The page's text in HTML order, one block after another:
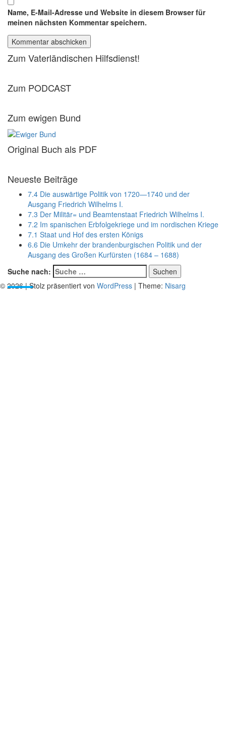
Name, E-Mail-Adresse und Website in diesem Browser für
meinen nächsten Kommentar speichern.
Zum Vaterländischen Hilfsdienst!
Zum PODCAST
Zum ewigen Bund
Original Buch als PDF
Neueste Beiträge
7.4 Die auswärtige Politik von 1720—1740 und der
Ausgang Friedrich Wilhelms I.
7.3 Der Militär= und Beamtenstaat Friedrich Wilhelms I.
7.2 Im spanischen Erbfolgekriege und im nordischen Kriege
7.1 Staat und Hof des ersten Königs
6.6 Die Umkehr der brandenburgischen Politik und der
Ausgang des Großen Kurfürsten (1684 – 1688)
Suche nach:
Suchen
© 2026|Stolz präsentiert von WordPress | Theme: Nisarg